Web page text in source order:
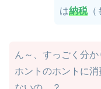
は納税（
ん～、すっごく分か
ホントのホントに